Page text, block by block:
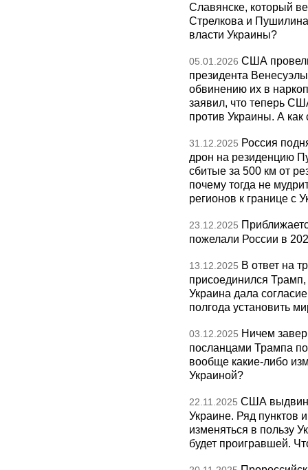
Славянске, который
Стрелкова и Пушилина
власти Украины?
05.01.2026 США
президента
обвинению их в
заявил, что теперь
против Украины. А как
31.12.2025 Россия
дрон на резиденцию
сбитые за 500 км от
почему тогда не
регионов к границе с
23.12.2025
пожелали России в
13.12.2025 В ответ на
присоединился
Украина дала
полгода установить
03.12.2025 Ничем
посланцами Трампа
вообще какие-либо
Украиной?
22.11.2025 США
Украине. Ряд пунктов
изменяться в пользу
будет проигравшей.